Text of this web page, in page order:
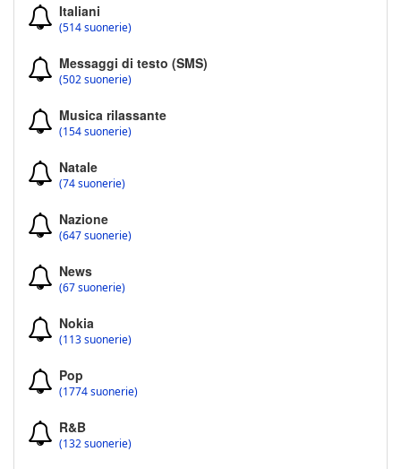
Italiani
(514 suonerie)
Messaggi di testo (SMS)
(502 suonerie)
Musica rilassante
(154 suonerie)
Natale
(74 suonerie)
Nazione
(647 suonerie)
News
(67 suonerie)
Nokia
(113 suonerie)
Pop
(1774 suonerie)
R&B
(132 suonerie)